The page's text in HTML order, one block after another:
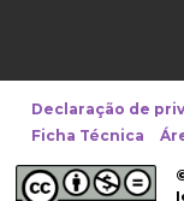
Declaração de
Ficha Técnica